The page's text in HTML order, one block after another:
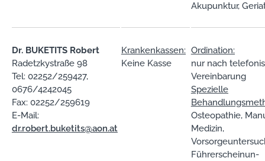
Akupunktur,
Dr. BUKETITS Robert
Radetzkystraße 98
Tel: 02252/259427,
0676/4242045
Fax: 02252/259619
E-Mail:
dr.robert.buketits@aon.at
Krankenkassen:
Keine Kasse
Ordination:
nur nach
Vereinbarung
Spezielle
Osteopathie,
Medizin,
Führerscheinun-